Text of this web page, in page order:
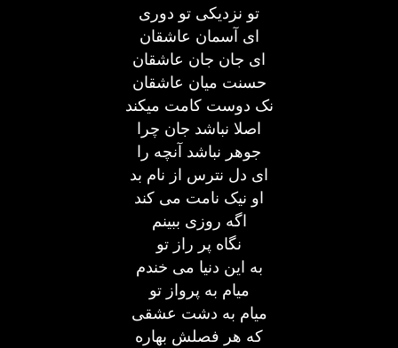
تو نزدیکی تو دوری
ای آسمان عاشقان
ای جان جان عاشقان
حسنت میان عاشقان
نک دوست کامت میکند
اصلا نباشد جان چرا
جوهر نباشد آنچه را
ای دل نترس از نام بد
او نیک نامت می کند
اگه روزی ببینم
نگاه پر راز تو
به این دنیا می خندم
میام به پرواز تو
میام به دشت عشقی
که هر فصلش بهاره